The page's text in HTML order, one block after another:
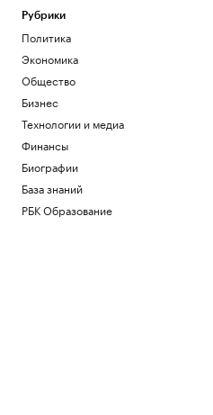
Рубрики
Политика
Экономика
Общество
Бизнес
Технологии и медиа
Финансы
Биографии
База знаний
РБК Образование